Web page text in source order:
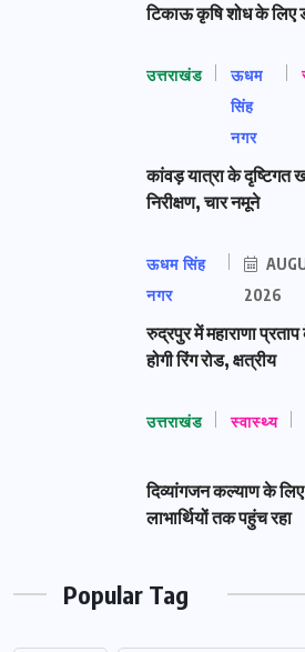
टिकाऊ कृषि शोध के लिए
उत्तराखंड
ऊधम
सिंह
नगर
कांवड़ यात्रा के दृष्टिगत
निरीक्षण, चार नमूने
ऊधम सिंह
नगर
2026
रुद्रपुर में महाराणा
होगी रिंग रोड, क्षत्रीय
उत्तराखंड स्वास्थ्य
दिव्यांगजन कल्याण के
लाभार्थियों तक पहुंच रहा
Popular Tag